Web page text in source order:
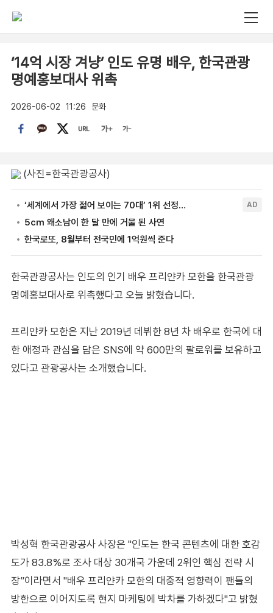
‘14억 시장 겨냥’ 인도 유명 배우, 한국관광
명예홍보대사 위촉
2026-06-02 11:26 문화
(사진=한국관광공사)
한국관광공사는 인도의 인기 배우 프리얀카 모한을 한국관광
명예홍보대사로 위촉했다고 오늘 밝혔습니다.
프리얀카 모한은 지난 2019년 데뷔한 8년 차 배우로 한국에 대
한 애정과 관심을 담은 SNS에 약 600만의 팔로워를 보유하고
있다고 관광공사는 소개했습니다.
박성혁 한국관광공사 사장은 "인도는 한국 콘텐츠에 대한 호감
도가 83.8%로 조사 대상 30개국 가운데 2위인 핵심 전략 시
장”이라면서 "배우 프리얀카 모한의 대중적 영향력이 팬들의
방한으로 이어지도록 현지 마케팅에 박차를 가하겠다"고 밝혔